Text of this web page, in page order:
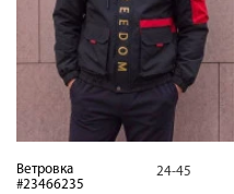
Ветровка
#23466235
24-45